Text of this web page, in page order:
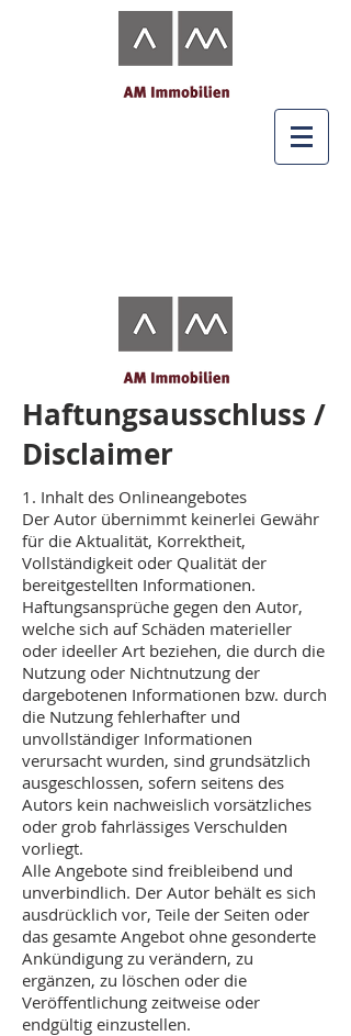
Haftungsausschluss /
Disclaimer
1. Inhalt des Onlineangebotes
Der Autor übernimmt keinerlei Gewähr
für die Aktualität, Korrektheit,
Vollständigkeit oder Qualität der
bereitgestellten Informationen.
Haftungsansprüche gegen den Autor,
welche sich auf Schäden materieller
oder ideeller Art beziehen, die durch die
Nutzung oder Nichtnutzung der
dargebotenen Informationen bzw. durch
die Nutzung fehlerhafter und
unvollständiger Informationen
verursacht wurden, sind grundsätzlich
ausgeschlossen, sofern seitens des
Autors kein nachweislich vorsätzliches
oder grob fahrlässiges Verschulden
vorliegt.
Alle Angebote sind freibleibend und
unverbindlich. Der Autor behält es sich
ausdrücklich vor, Teile der Seiten oder
das gesamte Angebot ohne gesonderte
Ankündigung zu verändern, zu
ergänzen, zu löschen oder die
Veröffentlichung zeitweise oder
endgültig einzustellen.